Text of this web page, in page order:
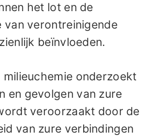
het lot en de
van verontreinigende
beïnvloeden.
milieuchemie onderzoekt
en gevolgen van zure
veroorzaakt door de
van zure verbindingen